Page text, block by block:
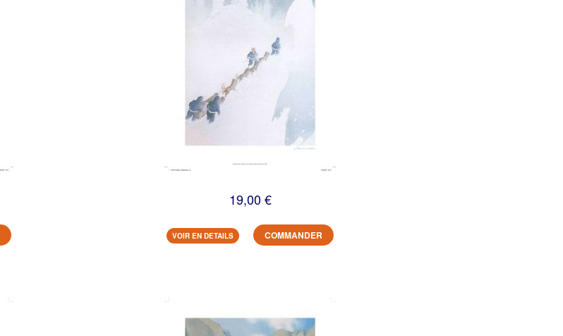
19,00 €
VOIR EN DETAILS COMMANDER